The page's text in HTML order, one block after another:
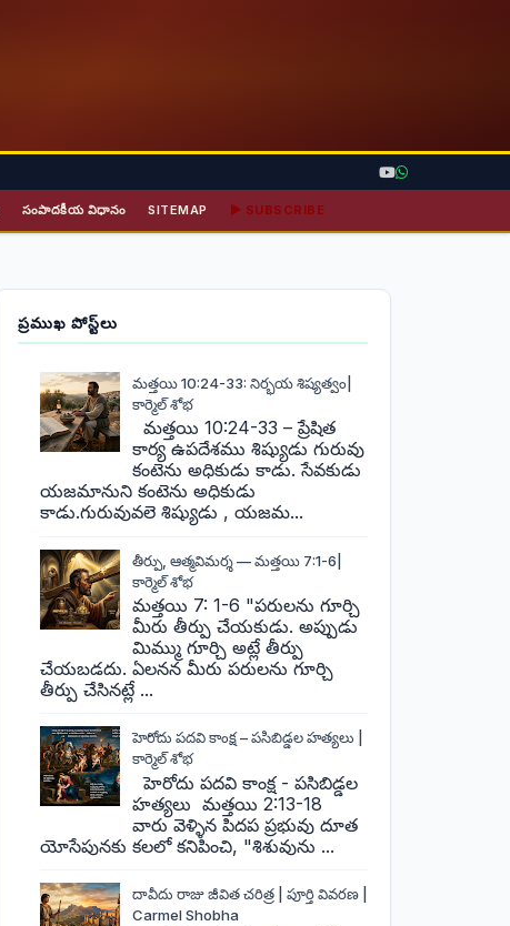
సంపాదకీయ విధానం SITEMAP ▶ SUBSCRIBE
ప్రముఖ పోస్ట్‌లు
మత్తయి 10:24-33: నిర్భయ శిష్యత్వం|
కార్మెల్ శోభ
మత్తయి 10:24-33 – ప్రేషిత
కార్య ఉపదేశము శిష్యుడు గురువు
కంటెను అధికుడు కాడు. సేవకుడు
యజమానుని కంటెను అధికుడు
కాడు.గురువువలె శిష్యుడు , యజమ...
తీర్పు, ఆత్మవిమర్శ — మత్తయి 7:1-6|
కార్మెల్ శోభ
మత్తయి 7: 1-6 "పరులను గూర్చి
మీరు తీర్పు చేయకుడు. అప్పుడు
మిమ్ము గూర్చి అట్లే తీర్పు
చేయబడదు. ఏలనన మీరు పరులను గూర్చి
తీర్పు చేసినట్లే ...
హెరోదు పదవి కాంక్ష – పసిబిడ్డల హత్యలు |
కార్మెల్ శోభ
హెరోదు పదవి కాంక్ష - పసిబిడ్డల
హత్యలు మత్తయి 2:13-18
వారు వెళ్ళిన పిదప ప్రభువు దూత
యోసేపునకు కలలో కనిపించి, "శిశువును ...
దావీదు రాజు జీవిత చరిత్ర | పూర్తి వివరణ |
Carmel Shobha